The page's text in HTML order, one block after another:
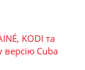
KODI та
Cuba